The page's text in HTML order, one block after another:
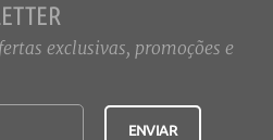
exclusivas, promoções e